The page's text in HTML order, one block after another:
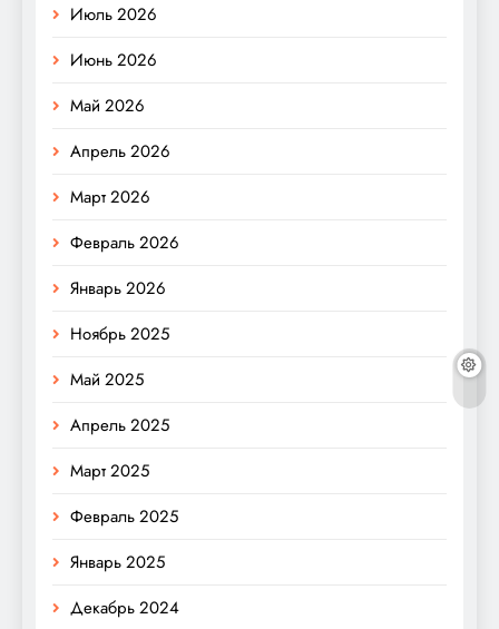
Июль 2026
Июнь 2026
Май 2026
Апрель 2026
Март 2026
Февраль 2026
Январь 2026
Ноябрь 2025
Май 2025
Апрель 2025
Март 2025
Февраль 2025
Январь 2025
Декабрь 2024